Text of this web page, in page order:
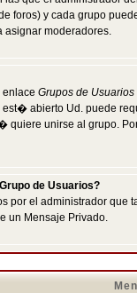
y cada grupo
asignar moderadores.
enlace Grupos de Usuarios
est� abierto Ud. puede
unirse al grupo.
de Usuarios?
por el administrador
un Mensaje Privado.